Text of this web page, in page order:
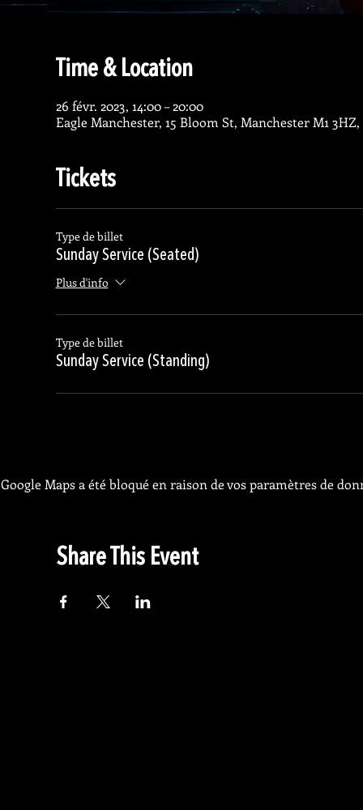
Time & Location
26 févr. 2023, 14:00 – 20:00
Eagle Manchester, 15 Bloom St, Manchester M1 3HZ,
Tickets
Type de billet
Sunday Service (Seated)
Plus d'info
Type de billet
Sunday Service (Standing)
Google Maps a été bloqué en raison de vos paramètres de
Share This Event